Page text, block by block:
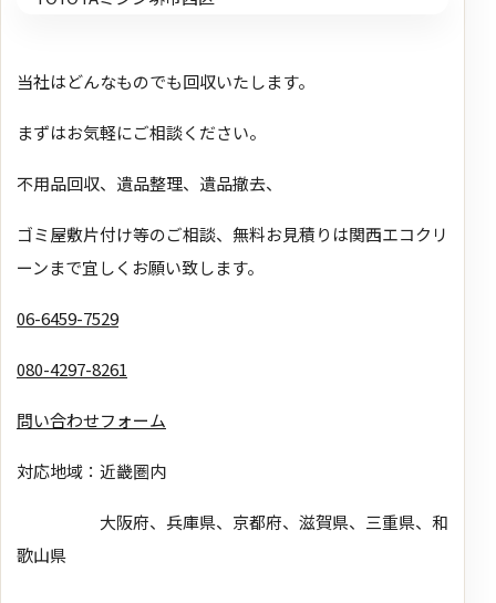
当社はどんなものでも回収いたします。
まずはお気軽にご相談ください。
不用品回収、遺品整理、遺品撤去、
ゴミ屋敷片付け等のご相談、無料お見積りは関西エコクリ
ーンまで宜しくお願い致します。
06-6459-7529
080-4297-8261
問い合わせフォーム
対応地域：近畿圏内
大阪府、兵庫県、京都府、滋賀県、三重県、和
歌山県